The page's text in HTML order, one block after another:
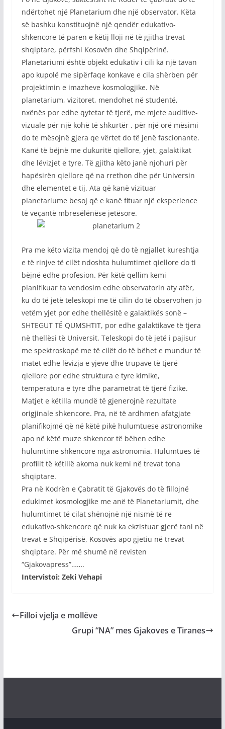
ndërtohet një Planetarium dhe një observator. Këta
së bashku konstituojnë një qendër edukativo-
shkencore të paren e këtij lloji në të gjitha trevat
shqiptare, përfshi Kosovën dhe Shqipërinë.
Planetariumi është objekt edukativ i cili ka një tavan
apo kupolë me sipërfaqe konkave e cila shërben për
projektimin e imazheve kosmologjike. Në
planetarium, vizitoret, mendohet në studentë,
nxënës por edhe qytetar të tjerë, me mjete auditive-
vizuale për një kohë të shkurtër , për një orë mësimi
do te mësojnë gjera qe vërtet do të jenë fascionante.
Kanë të bëjnë me dukuritë qiellore, yjet, galaktikat
dhe lëvizjet e tyre. Të gjitha këto janë njohuri për
hapësirën qiellore që na rrethon dhe për Universin
dhe elementet e tij. Ata që kanë vizituar
planetariume besoj që e kanë fituar një eksperience
të veçantë mbresëlënëse jetësore.
Pra me këto vizita mendoj që do të ngjallet kureshtja
e të rinjve të cilët ndoshta hulumtimet qiellore do ti
bëjnë edhe profesion. Për këtë qellim kemi
planifikuar ta vendosim edhe observatorin aty afër,
ku do të jetë teleskopi me të cilin do të observohen jo
vetëm yjet por edhe thellësitë e galaktikës sonë –
SHTEGUT TË QUMSHTIT, por edhe galaktikave të tjera
në thellësi të Universit. Teleskopi do të jetë i pajisur
me spektroskopë me të cilët do të bëhet e mundur të
matet edhe lëvizja e yjeve dhe trupave të tjerë
qiellore por edhe struktura e tyre kimike,
temperatura e tyre dhe parametrat të tjerë fizike.
Matjet e këtilla mundë të gjenerojnë rezultate
origjinale shkencore. Pra, në të ardhmen afatgjate
planifikojmë që në këtë pikë hulumtuese astronomike
apo në këtë muze shkencor të bëhen edhe
hulumtime shkencore nga astronomia. Hulumtues të
profilit të këtillë akoma nuk kemi në trevat tona
shqiptare.
Pra në Kodrën e Çabratit të Gjakovës do të fillojnë
edukimet kosmologjike me anë të Planetariumit, dhe
hulumtimet të cilat shënojnë një nismë të re
edukativo-shkencore që nuk ka ekzistuar gjerë tani në
trevat e Shqipërisë, Kosovës apo gjetiu në trevat
shqiptare. Për më shumë në revisten
“Gjakovapress”…….
Intervistoi: Zeki Vehapi
Filloi vjelja e mollëve
Grupi “NA” mes Gjakoves e Tiranes